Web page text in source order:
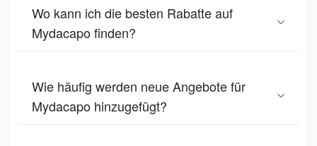
Wo kann ich die besten Rabatte auf
Mydacapo finden?
Wie häufig werden neue Angebote für
Mydacapo hinzugefügt?